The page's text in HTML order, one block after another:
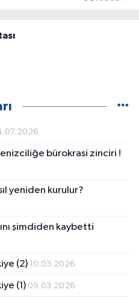
bürokrasi zinciri !
yeniden kurulur?
şimdiden kaybetti
(2) 10.03.2026
(1) 09.03.2026